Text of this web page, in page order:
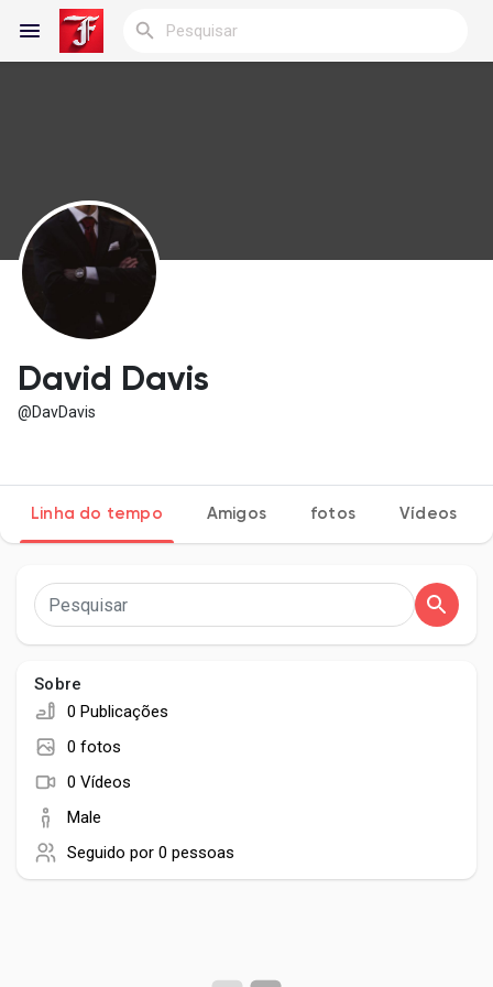
Encontrar Blogs
Blogs
Encontrar Grupos
Encontrar Páginas
Discover Posts
David Davis
@DavDavis
Linha do tempo Amigos fotos Vídeos
Sobre
0 Publicações
0 fotos
0 Vídeos
Male
Seguido por 0 pessoas